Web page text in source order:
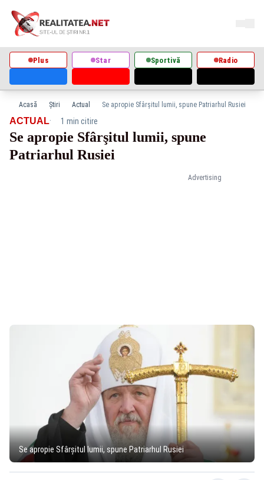
Plus Star Sportivă Radio
Acasă Știri Actual Se apropie Sfârşitul lumii, spune Patriarhul Rusiei
Advertising
ACTUAL· 1 min citire
Se apropie Sfârşitul lumii, spune
Patriarhul Rusiei
Se apropie Sfârşitul lumii, spune Patriarhul Rusiei